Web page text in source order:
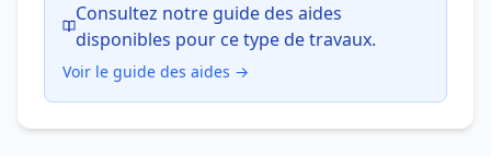
Consultez notre guide des aides
disponibles pour ce type de travaux.
Voir le guide des aides →